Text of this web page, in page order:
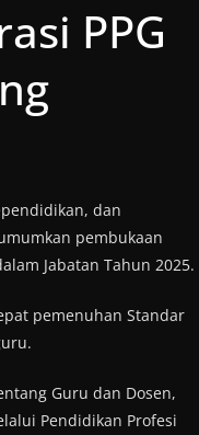
PPG
dan
pembukaan
Jabatan Tahun 2025.
pemenuhan Standar
Guru dan Dosen,
Pendidikan Profesi